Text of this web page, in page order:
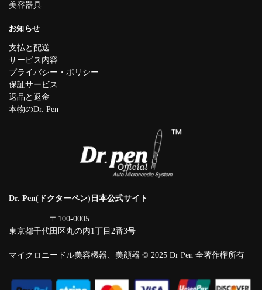
美容器具
お知らせ
支払と配送
サービス内容
プライバシー・ポリシー
保証サービス
返品と返金
本物のDr. Pen
Dr. Pen(ドクターペン)日本公式サイト
〒100-0005
東京都千代田区丸の内1丁目2番3号
マイクロニードル美容機器、美顔器 © 2025 Dr Pen 全著作権所有